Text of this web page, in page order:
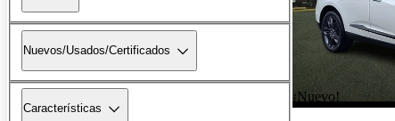
Nuevos/Usados/Certificados
Características
¡Nuevo!